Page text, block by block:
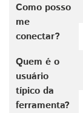
Como posso
me
conectar?
Quem é o
usuário
típico da
ferramenta?